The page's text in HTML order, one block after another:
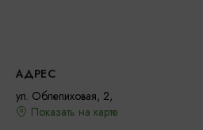
АДРЕС
ул. Облепиховая, 2,
Показать на карте